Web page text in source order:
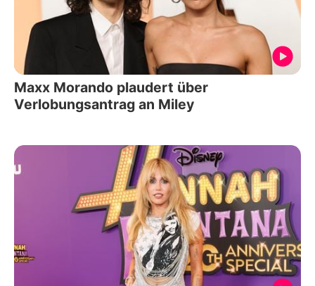
Maxx Morando plaudert über
Verlobungsantrag an Miley